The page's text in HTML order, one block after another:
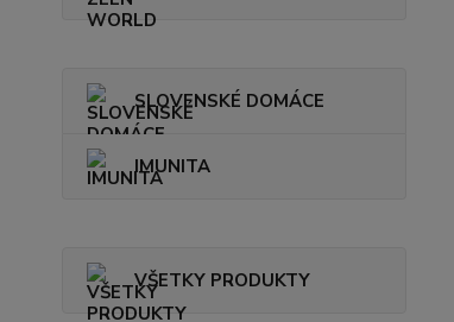
SLOVENSKÉ DOMÁCE
IMUNITA
VŠETKY PRODUKTY